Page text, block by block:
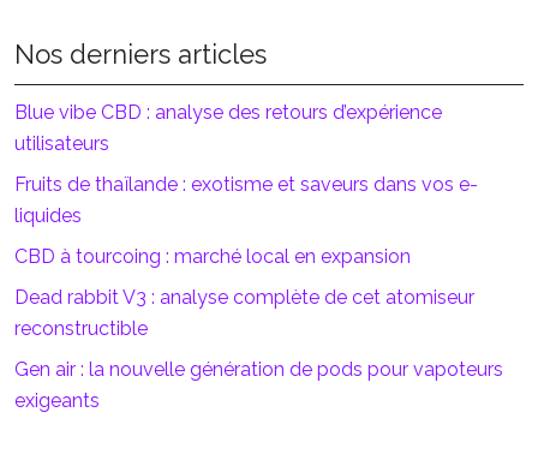
Nos derniers articles
Blue vibe CBD : analyse des retours d’expérience
utilisateurs
Fruits de thaïlande : exotisme et saveurs dans vos e-
liquides
CBD à tourcoing : marché local en expansion
Dead rabbit V3 : analyse complète de cet atomiseur
reconstructible
Gen air : la nouvelle génération de pods pour vapoteurs
exigeants